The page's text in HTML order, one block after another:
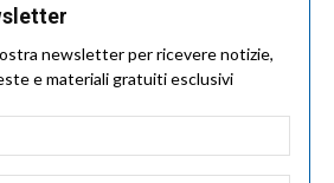
newsletter per ricevere notizie,
e materiali gratuiti esclusivi